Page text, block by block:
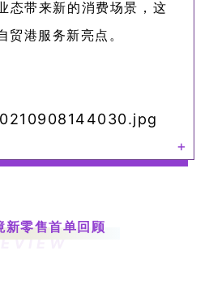
态带来新的消费场景，这
贸港服务新亮点。
+
新零售首单回顾